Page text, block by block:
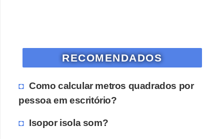
RECOMENDADOS
Como calcular metros quadrados por
pessoa em escritório?
Isopor isola som?
a
r
a